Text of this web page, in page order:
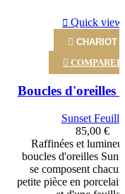
Quick view
 CHARIOT
 COMPARER
Boucles d'oreilles
Sunset Feuille
85,00 €
Raffinées et
boucles d'oreilles
se composent
petite pièce en